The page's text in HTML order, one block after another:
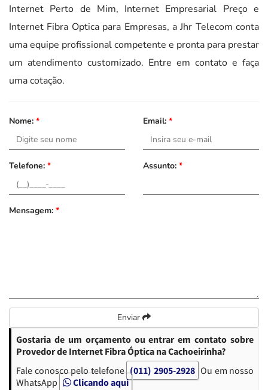
Internet Perto de Mim, Internet Empresarial Preço e
Internet Fibra Optica para Empresas, a Jhr Telecom conta
uma equipe profissional competente e pronta para prestar
um atendimento customizado. Entre em contato e faça
uma cotação.
Nome: * Email: *
Telefone: * Assunto: *
Mensagem: *
Enviar
Gostaria de um orçamento ou entrar em contato sobre
Provedor de Internet Fibra Óptica na Cachoeirinha?
Fale conosco pelo telefone (011) 2905-2928 Ou em nosso
WhatsApp
Clicando aqui